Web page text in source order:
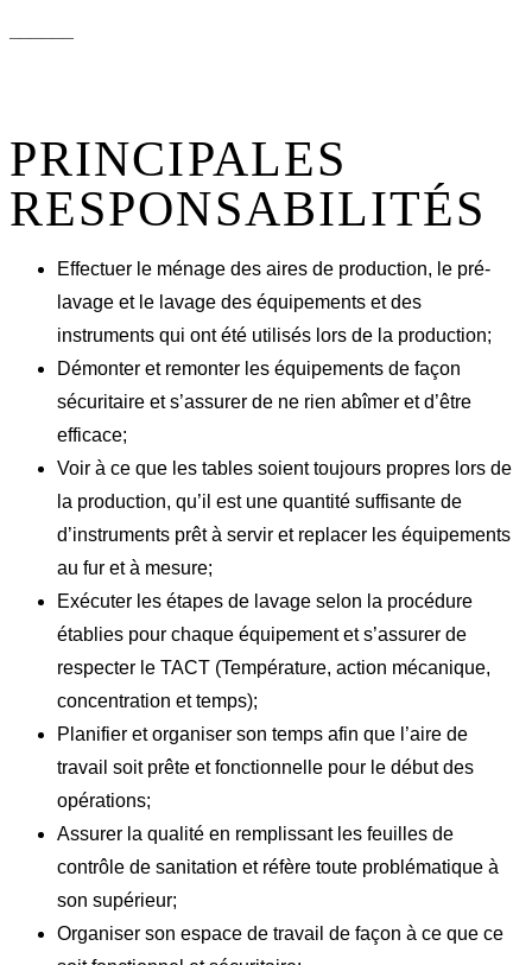
PRINCIPALES
RESPONSABILITÉS
Effectuer le ménage des aires de production, le pré-
lavage et le lavage des équipements et des
instruments qui ont été utilisés lors de la production;
Démonter et remonter les équipements de façon
sécuritaire et s’assurer de ne rien abîmer et d’être
efficace;
Voir à ce que les tables soient toujours propres lors de
la production, qu’il est une quantité suffisante de
d’instruments prêt à servir et replacer les équipements
au fur et à mesure;
Exécuter les étapes de lavage selon la procédure
établies pour chaque équipement et s’assurer de
respecter le TACT (Température, action mécanique,
concentration et temps);
Planifier et organiser son temps afin que l’aire de
travail soit prête et fonctionnelle pour le début des
opérations;
Assurer la qualité en remplissant les feuilles de
contrôle de sanitation et réfère toute problématique à
son supérieur;
Organiser son espace de travail de façon à ce que ce